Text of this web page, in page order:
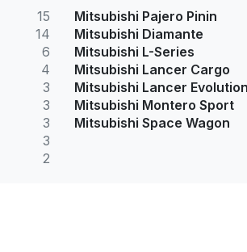
15
14
6
4
3
3
3
3
2
Mitsubishi Pajero Pinin
Mitsubishi Diamante
Mitsubishi L-Series
Mitsubishi Lancer Cargo
Mitsubishi Lancer Evolution
Mitsubishi Montero Sport
Mitsubishi Space Wagon